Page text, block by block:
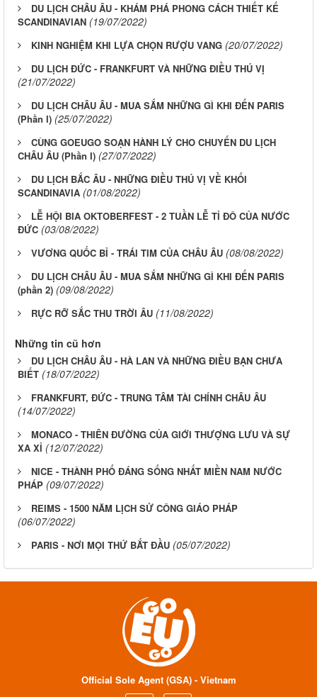
DU LỊCH CHÂU ÂU - KHÁM PHÁ PHONG CÁCH THIẾT KẾ
SCANDINAVIAN (19/07/2022)
KINH NGHIỆM KHI LỰA CHỌN RƯỢU VANG (20/07/2022)
DU LỊCH ĐỨC - FRANKFURT VÀ NHỮNG ĐIỀU THÚ VỊ
(21/07/2022)
DU LỊCH CHÂU ÂU - MUA SẮM NHỮNG GÌ KHI ĐẾN PARIS
(Phần I) (25/07/2022)
CÙNG GOEUGO SOẠN HÀNH LÝ CHO CHUYẾN DU LỊCH
CHÂU ÂU (Phần I) (27/07/2022)
DU LỊCH BẮC ÂU - NHỮNG ĐIỀU THÚ VỊ VỀ KHỐI
SCANDINAVIA (01/08/2022)
LỄ HỘI BIA OKTOBERFEST - 2 TUẦN LỄ TỈ ĐÔ CỦA NƯỚC
ĐỨC (03/08/2022)
VƯƠNG QUỐC BỈ - TRÁI TIM CỦA CHÂU ÂU (08/08/2022)
DU LỊCH CHÂU ÂU - MUA SẮM NHỮNG GÌ KHI ĐẾN PARIS
(phần 2) (09/08/2022)
RỰC RỠ SẮC THU TRỜI ÂU (11/08/2022)
Những tin cũ hơn
DU LỊCH CHÂU ÂU - HÀ LAN VÀ NHỮNG ĐIỀU BẠN CHƯA
BIẾT (18/07/2022)
FRANKFURT, ĐỨC - TRUNG TÂM TÀI CHÍNH CHÂU ÂU
(14/07/2022)
MONACO - THIÊN ĐƯỜNG CỦA GIỚI THƯỢNG LƯU VÀ SỰ
XA XỈ (12/07/2022)
NICE - THÀNH PHỐ ĐÁNG SỐNG NHẤT MIỀN NAM NƯỚC
PHÁP (09/07/2022)
REIMS - 1500 NĂM LỊCH SỬ CÔNG GIÁO PHÁP
(06/07/2022)
PARIS - NƠI MỌI THỨ BẮT ĐẦU (05/07/2022)
Official Sole Agent (GSA) - Vietnam